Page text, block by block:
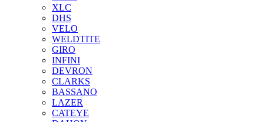
XLC
DHS
VELO
WELDTITE
GIRO
INFINI
DEVRON
CLARKS
BASSANO
LAZER
CATEYE